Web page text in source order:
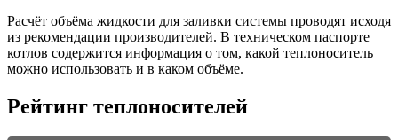
Расчёт объёма жидкости для заливки системы проводят исходя
из рекомендации производителей. В техническом паспорте
котлов содержится информация о том, какой теплоноситель
можно использовать и в каком объёме.
Рейтинг теплоносителей